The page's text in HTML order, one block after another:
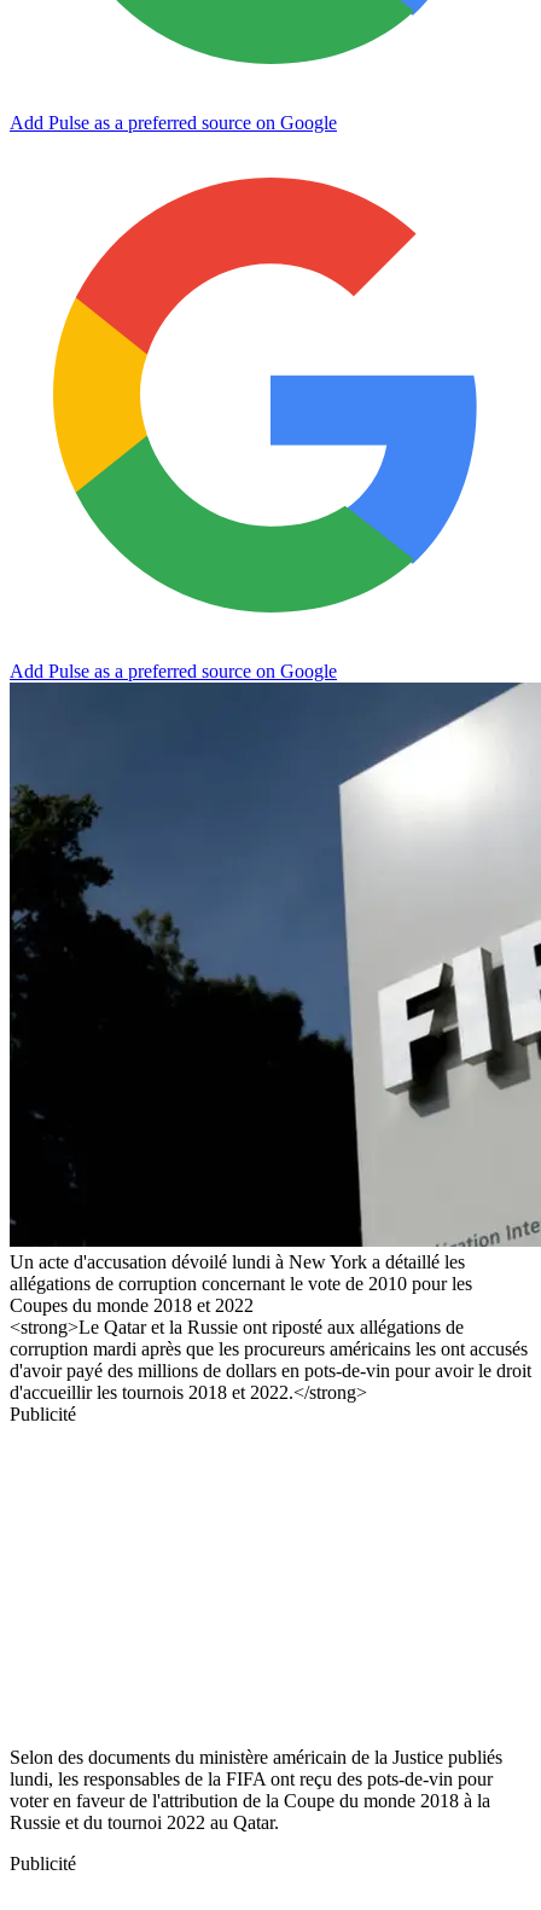
Add Pulse as a preferred source on Google
Add Pulse as a preferred source on Google
Un acte d'accusation dévoilé lundi à New York a détaillé les
allégations de corruption concernant le vote de 2010 pour les
Coupes du monde 2018 et 2022
<strong>Le Qatar et la Russie ont riposté aux allégations de
corruption mardi après que les procureurs américains les ont accusés
d'avoir payé des millions de dollars en pots-de-vin pour avoir le droit
d'accueillir les tournois 2018 et 2022.</strong>
Publicité
Selon des documents du ministère américain de la Justice publiés
lundi, les responsables de la FIFA ont reçu des pots-de-vin pour
voter en faveur de l'attribution de la Coupe du monde 2018 à la
Russie et du tournoi 2022 au Qatar.
Publicité